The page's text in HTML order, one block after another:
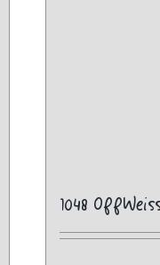
1048